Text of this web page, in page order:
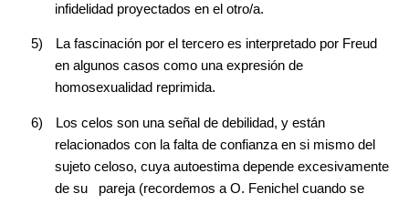
infidelidad proyectados en el otro/a.
5)
La fascinación por el tercero es interpretado por Freud
en algunos casos como una expresión de
homosexualidad reprimida.
6)
Los celos son una señal de debilidad, y están
relacionados con la falta de confianza en si mismo del
sujeto celoso, cuya autoestima depende excesivamente
de su pareja (recordemos a O. Fenichel cuando se